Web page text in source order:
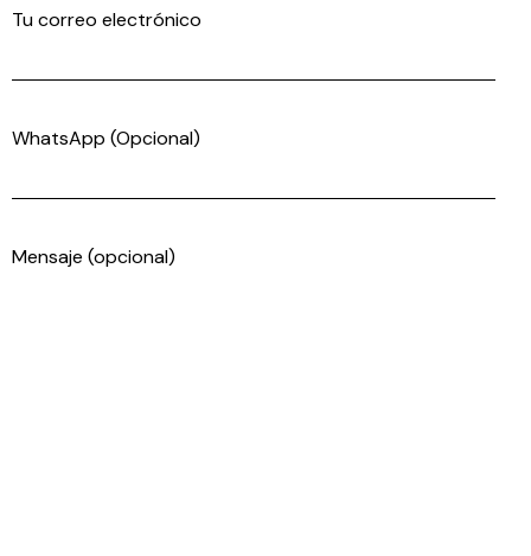
Tu correo electrónico
WhatsApp (Opcional)
Mensaje (opcional)